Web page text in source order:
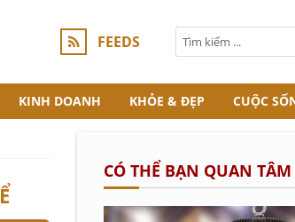
FEEDS
KINH DOANH KHỎE & ĐẸP CUỘC
CÓ THỂ BẠN QUAN TÂM